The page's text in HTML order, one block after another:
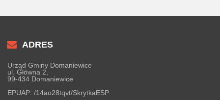
ADRES
Urząd Gminy Domaniewice
ul. Główna 2,
99-434 Domaniewice
EPUAP: /14ao28tqvt/SkrytkaESP